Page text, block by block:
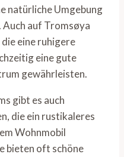
natürliche Umgebung
Auch auf Tromsøya
eine ruhigere
eine gute
gewährleisten.
gibt es auch
die ein rustikaleres
Wohnmobil
bieten oft schöne